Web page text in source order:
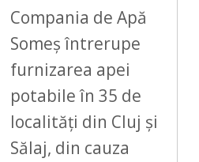
Compania de Apă
Someș întrerupe
furnizarea apei
potabile în 35 de
localități din Cluj și
Sălaj, din cauza